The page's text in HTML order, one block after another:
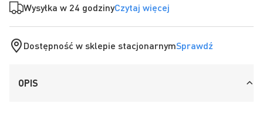
Wysyłka w 24 godzinyCzytaj więcej
Dostępność w sklepie stacjonarnymSprawdź
OPIS